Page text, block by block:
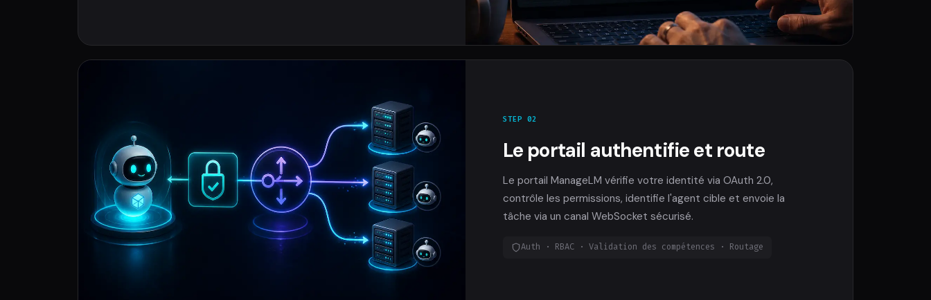
STEP 02
Le portail authentifie et route
Le portail ManageLM vérifie votre identité via OAuth 2.0,
contrôle les permissions, identifie l'agent cible et envoie la
tâche via un canal WebSocket sécurisé.
Auth · RBAC · Validation des compétences · Routage